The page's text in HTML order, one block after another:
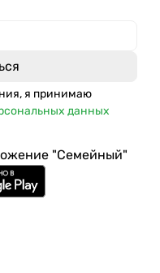
я принимаю
данных
"Семейный"